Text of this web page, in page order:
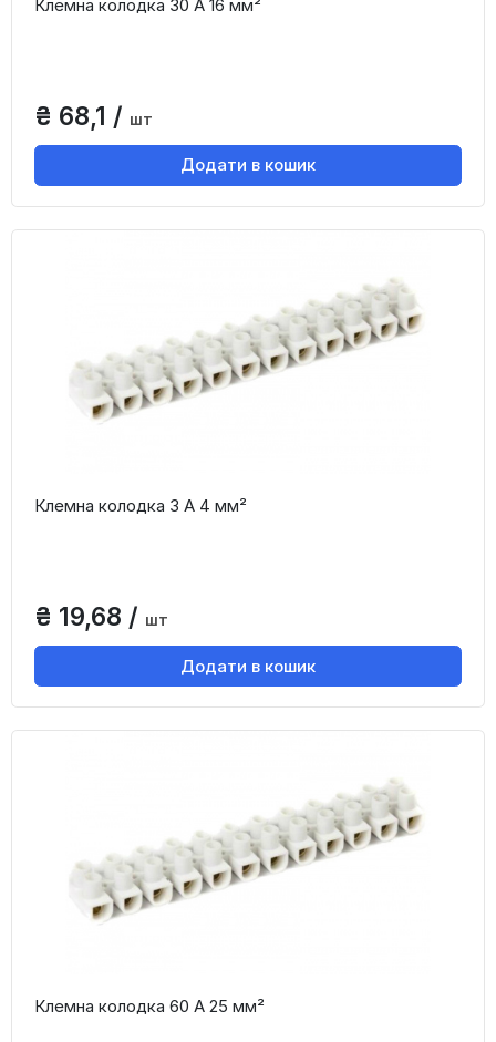
Клемна колодка 30 А 16 мм²
₴ 68,1 / шт
Додати в кошик
Клемна колодка 3 А 4 мм²
₴ 19,68 / шт
Додати в кошик
Клемна колодка 60 А 25 мм²